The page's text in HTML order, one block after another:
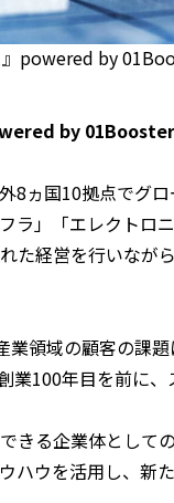
』powered by
by
ヵ国10拠点でグロ
ラ」「エレクト
た経営を行いなが
産業領域の顧客の
業100年目を前に
きる企業体として
ウを活用し、新